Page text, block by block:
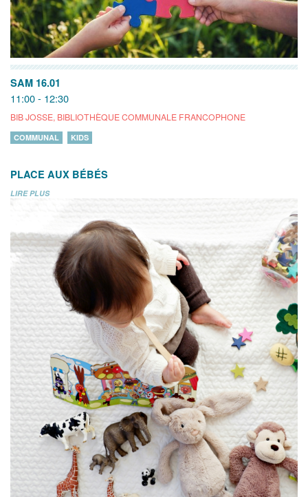
SAM 16.01
11:00 - 12:30
BIB JOSSE, BIBLIOTHÈQUE COMMUNALE FRANCOPHONE
COMMUNAL KIDS
PLACE AUX BÉBÉS
LIRE PLUS